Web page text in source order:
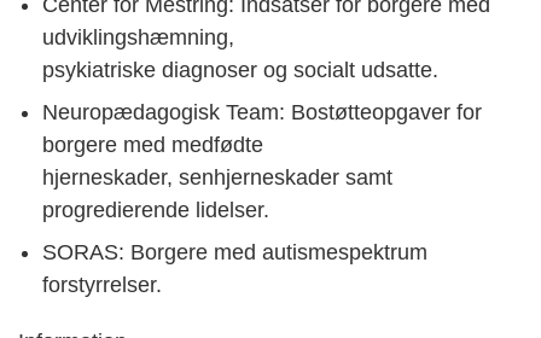
Center for Mestring: Indsatser for borgere med
udviklingshæmning,
psykiatriske diagnoser og socialt udsatte.
Neuropædagogisk Team: Bostøtteopgaver for
borgere med medfødte
hjerneskader, senhjerneskader samt
progredierende lidelser.
SORAS: Borgere med autismespektrum
forstyrrelser.